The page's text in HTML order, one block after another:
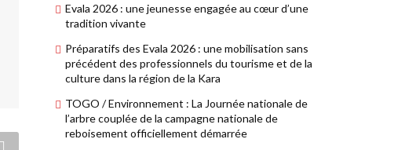
Evala 2026 : une jeunesse engagée au cœur d’une
tradition vivante
Préparatifs des Evala 2026 : une mobilisation sans
précédent des professionnels du tourisme et de la
culture dans la région de la Kara
TOGO / Environnement : La Journée nationale de
l’arbre couplée de la campagne nationale de
reboisement officiellement démarrée